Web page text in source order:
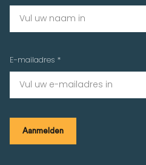
E-mailadres *